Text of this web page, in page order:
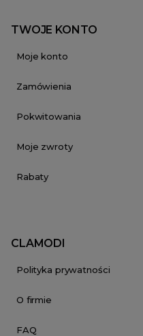
TWOJE KONTO
Moje konto
Zamówienia
Pokwitowania
Moje zwroty
Rabaty
CLAMODI
Polityka prywatności
O firmie
FAQ